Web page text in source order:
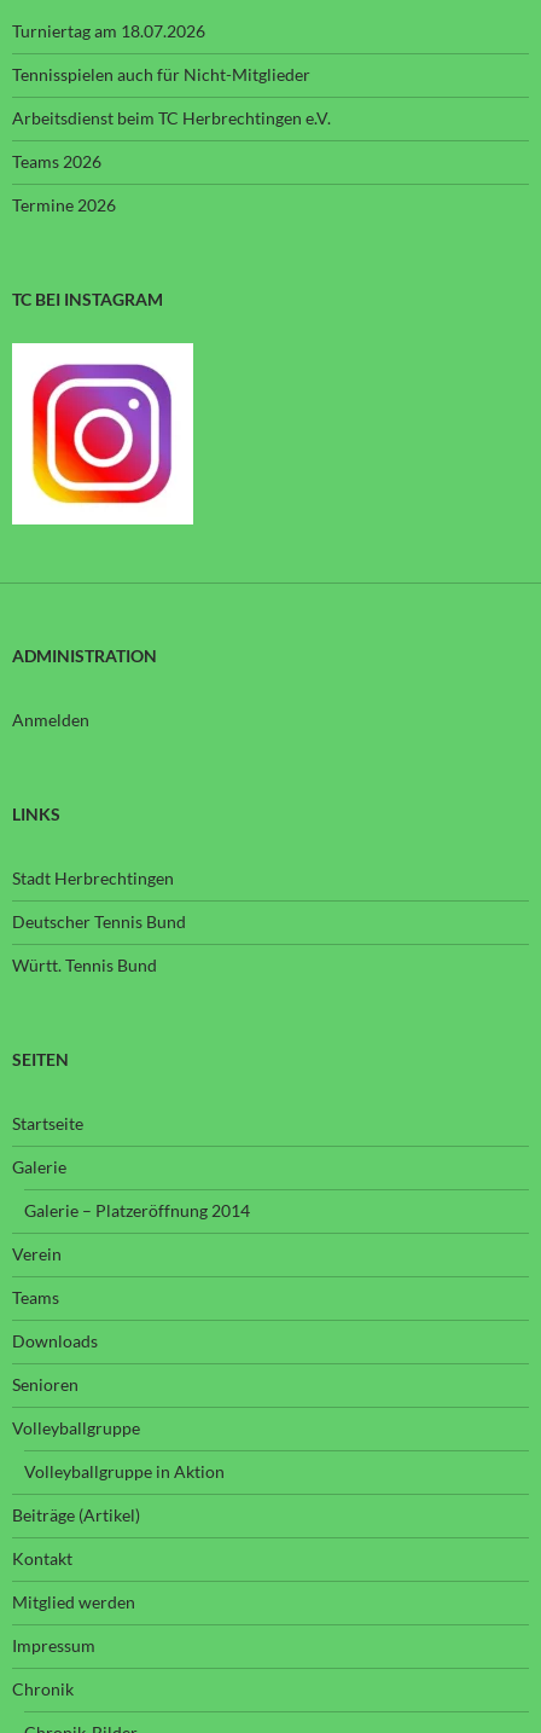
Turniertag am 18.07.2026
Tennisspielen auch für Nicht-Mitglieder
Arbeitsdienst beim TC Herbrechtingen e.V.
Teams 2026
Termine 2026
TC BEI INSTAGRAM
ADMINISTRATION
Anmelden
LINKS
Stadt Herbrechtingen
Deutscher Tennis Bund
Württ. Tennis Bund
SEITEN
Startseite
Galerie
Galerie – Platzeröffnung 2014
Verein
Teams
Downloads
Senioren
Volleyballgruppe
Volleyballgruppe in Aktion
Beiträge (Artikel)
Kontakt
Mitglied werden
Impressum
Chronik